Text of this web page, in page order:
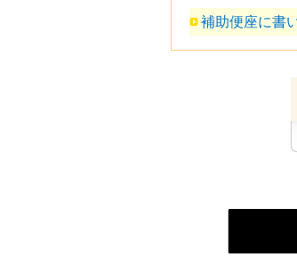
補助便座に書